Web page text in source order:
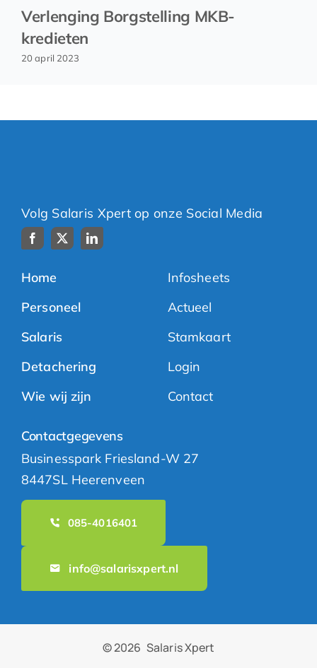
Verlenging Borgstelling MKB-
kredieten
20 april 2023
Volg Salaris Xpert op onze Social Media
Home
Personeel
Salaris
Detachering
Wie wij zijn
Infosheets
Actueel
Stamkaart
Login
Contact
Contactgegevens
Businesspark Friesland-W 27
8447SL Heerenveen
085-4016401
info@salarisxpert.nl
© 2026 Salaris Xpert